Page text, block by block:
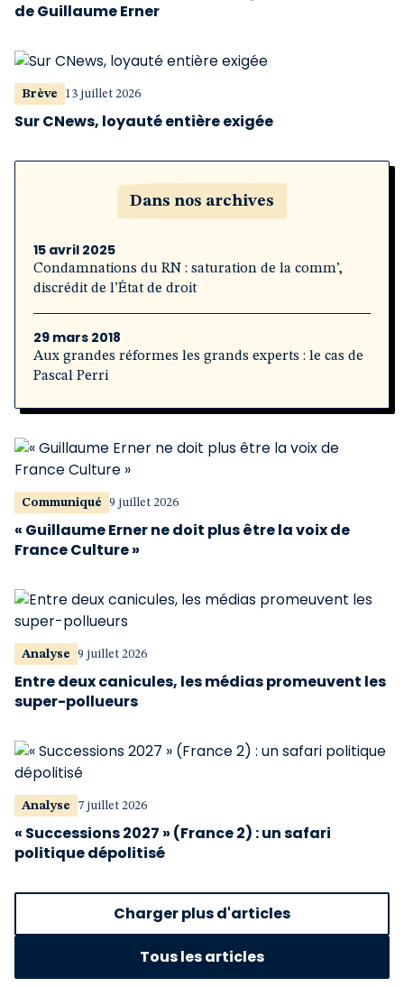
de Guillaume Erner
Brève 13 juillet 2026
Sur CNews, loyauté entière exigée
Dans nos archives
15 avril 2025
Condamnations du RN : saturation de la comm’,
discrédit de l’État de droit
29 mars 2018
Aux grandes réformes les grands experts : le cas de
Pascal Perri
Communiqué 9 juillet 2026
« Guillaume Erner ne doit plus être la voix de
France Culture »
Analyse 9 juillet 2026
Entre deux canicules, les médias promeuvent les
super-pollueurs
Analyse 7 juillet 2026
« Successions 2027 » (France 2) : un safari
politique dépolitisé
Charger plus d'articles
Tous les articles